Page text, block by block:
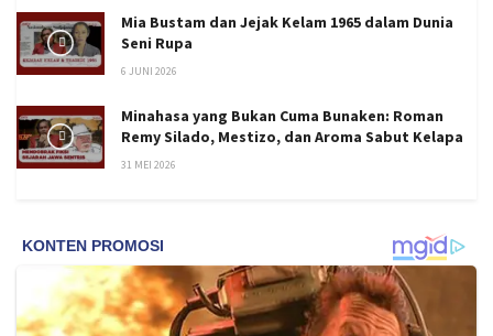
Mia Bustam dan Jejak Kelam 1965 dalam Dunia
Seni Rupa
6 JUNI 2026
Minahasa yang Bukan Cuma Bunaken: Roman
Remy Silado, Mestizo, dan Aroma Sabut Kelapa
31 MEI 2026